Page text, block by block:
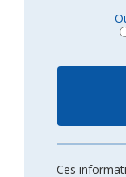
Ces